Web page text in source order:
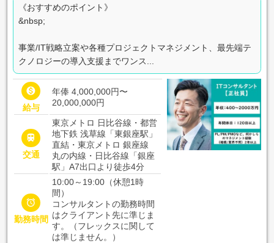
《おすすめのポイント》
&nbsp;
事業/IT戦略立案や各種プロジェクトマネジメント、最先端テ
クノロジーの導入支援までワンス...

給与
年俸 4,000,000円〜
20,000,000円

交通
東京メトロ 日比谷線・都営
地下鉄 浅草線「東銀座駅」
直結・東京メトロ 銀座線
丸の内線・日比谷線「銀座
駅」A7出口より徒歩4分

勤務時間
10:00～19:00（休憩1時
間）
コンサルタントの勤務時間
はクライアント先に準じま
す。（フレックスに関して
は準じません。）